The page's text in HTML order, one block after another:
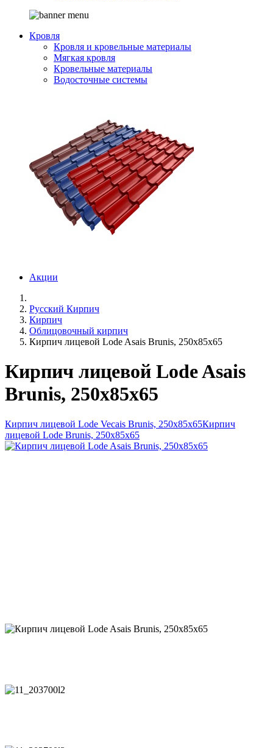
Кровля
Кровля и кровельные материалы
Мягкая кровля
Кровельные материалы
Водосточные системы
Акции
Русский Кирпич
Кирпич
Облицовочный кирпич
Кирпич лицевой Lode Asais Brunis, 250x85x65
Кирпич лицевой Lode Asais
Brunis, 250x85x65
Кирпич лицевой Lode Vecais Brunis, 250x85x65Кирпич
лицевой Lode Brunis, 250x85x65